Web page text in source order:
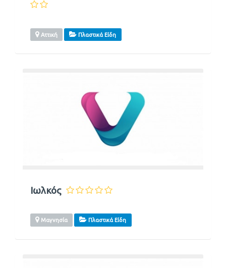
Αττική Πλαστικά Είδη
Ιωλκός
Μαγνησία Πλαστικά Είδη